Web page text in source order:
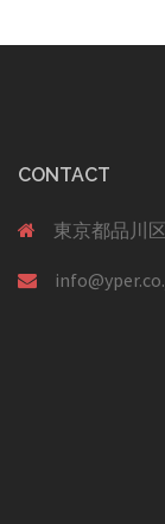
CONTACT
東京都品川